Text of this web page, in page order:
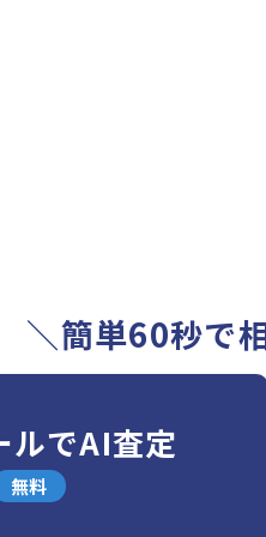
＼簡単60秒で
ルでAI査定
無料